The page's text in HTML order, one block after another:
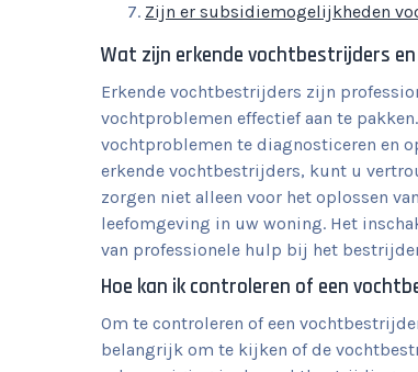
Zijn er subsidiemogelijkheden
Wat zijn erkende vochtbestrijders
Erkende vochtbestrijders zijn
vochtproblemen effectief aan te
vochtproblemen te diagnosticeren en
erkende vochtbestrijders, kunt u
zorgen niet alleen voor het oplossen
leefomgeving in uw woning. Het
van professionele hulp bij het
Hoe kan ik controleren of een
Om te controleren of een
belangrijk om te kijken of de